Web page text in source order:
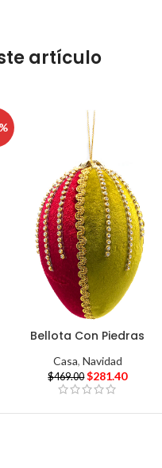
artículo
Bellota Con Piedras
Casa, Navidad
$469.00 $281.40